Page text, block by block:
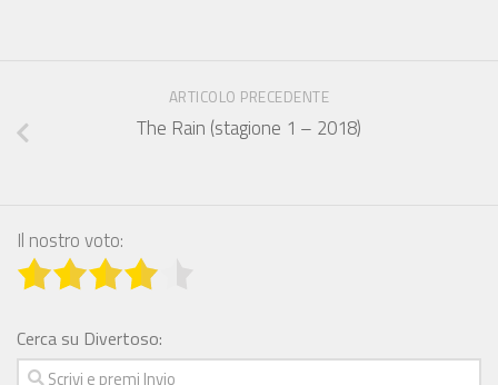
ARTICOLO PRECEDENTE
The Rain (stagione 1 – 2018)
Il nostro voto:
Cerca su Divertoso: